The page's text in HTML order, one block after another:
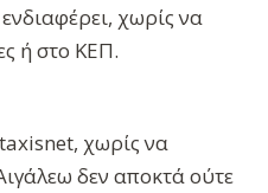
χωρίς να
ή στο ΚΕΠ.
χωρίς να
δεν αποκτά ούτε